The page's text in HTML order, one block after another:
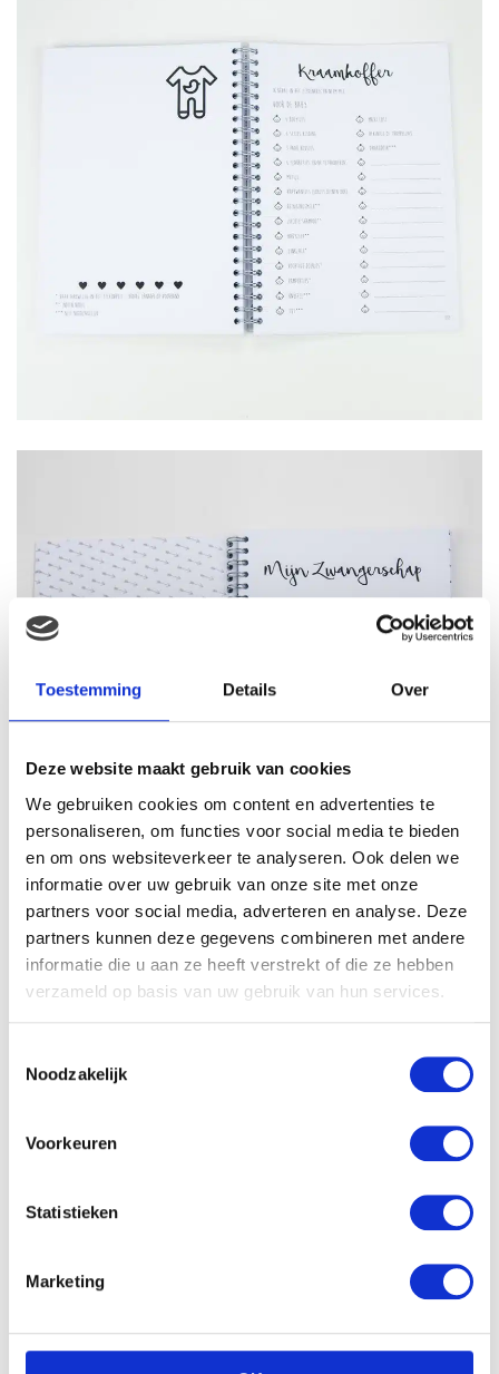
Toestemming Details Over
Deze website maakt gebruik van cookies
We gebruiken cookies om content en advertenties te
personaliseren, om functies voor social media te bieden
en om ons websiteverkeer te analyseren. Ook delen we
informatie over uw gebruik van onze site met onze
partners voor social media, adverteren en analyse. Deze
partners kunnen deze gegevens combineren met andere
informatie die u aan ze heeft verstrekt of die ze hebben
verzameld op basis van uw gebruik van hun services.
Noodzakelijk
Voorkeuren
Statistieken
Marketing